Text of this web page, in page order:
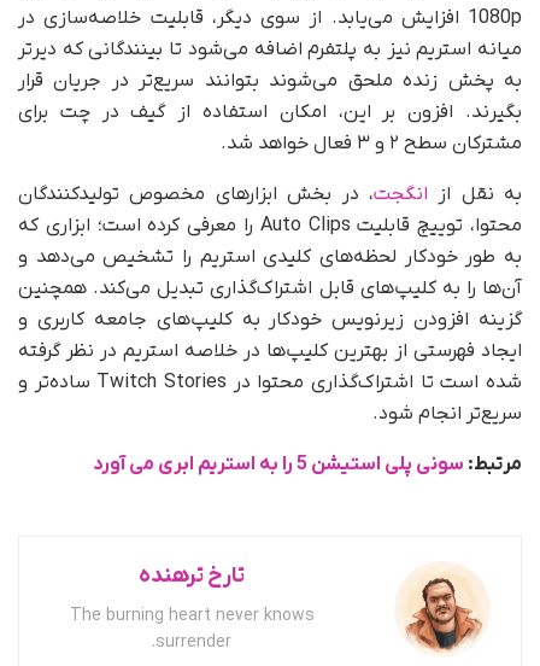
1080p افزایش می‌یابد. از سوی دیگر، قابلیت خلاصه‌سازی در
میانه استریم نیز به پلتفرم اضافه می‌شود تا بینندگانی که دیرتر
به پخش زنده ملحق می‌شوند بتوانند سریع‌تر در جریان قرار
بگیرند. افزون بر این، امکان استفاده از گیف در چت برای
مشترکان سطح ۲ و ۳ فعال خواهد شد.
به نقل از انگجت، در بخش ابزارهای مخصوص تولیدکنندگان
محتوا، توییچ قابلیت Auto Clips را معرفی کرده است؛ ابزاری که
به طور خودکار لحظه‌های کلیدی استریم را تشخیص می‌دهد و
آن‌ها را به کلیپ‌های قابل اشتراک‌گذاری تبدیل می‌کند. همچنین
گزینه افزودن زیرنویس خودکار به کلیپ‌های جامعه کاربری و
ایجاد فهرستی از بهترین کلیپ‌ها در خلاصه استریم در نظر گرفته
شده است تا اشتراک‌گذاری محتوا در Twitch Stories ساده‌تر و
سریع‌تر انجام شود.
مرتبط: سونی پلی استیشن 5 را به استریم ابری می آورد
تارخ ترهنده
The burning heart never knows
surrender.